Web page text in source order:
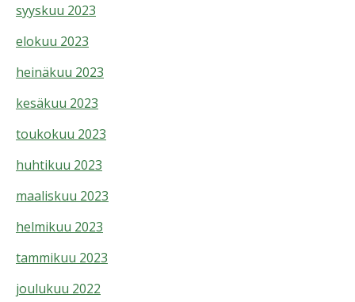
syyskuu 2023
elokuu 2023
heinäkuu 2023
kesäkuu 2023
toukokuu 2023
huhtikuu 2023
maaliskuu 2023
helmikuu 2023
tammikuu 2023
joulukuu 2022